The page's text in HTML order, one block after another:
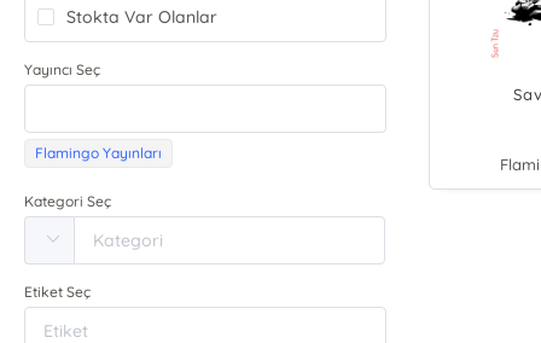
Stokta Var Olanlar
Yayıncı Seç
Flamingo Yayınları
Kategori Seç
Etiket Seç